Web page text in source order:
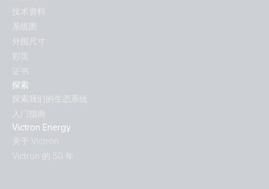
探索
探索我们的生态系统
入门指南
Victron Energy
关于 Victron
Victron 的 50 年
技术资料
系统图
外围尺寸
彩页
证书